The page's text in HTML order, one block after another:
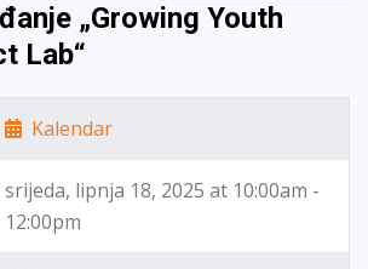
„Growing Youth
Lab“
Kalendar
srijeda, lipnja 18, 2025 at 10:00am -
12:00pm